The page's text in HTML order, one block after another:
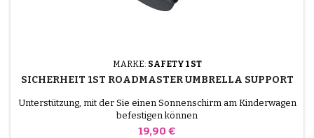
MARKE: SAFETY 1 ST
SICHERHEIT 1ST ROADMASTER UMBRELLA SUPPORT
Unterstützung, mit der Sie einen Sonnenschirm am Kinderwagen
befestigen können
Preis
19,90 €